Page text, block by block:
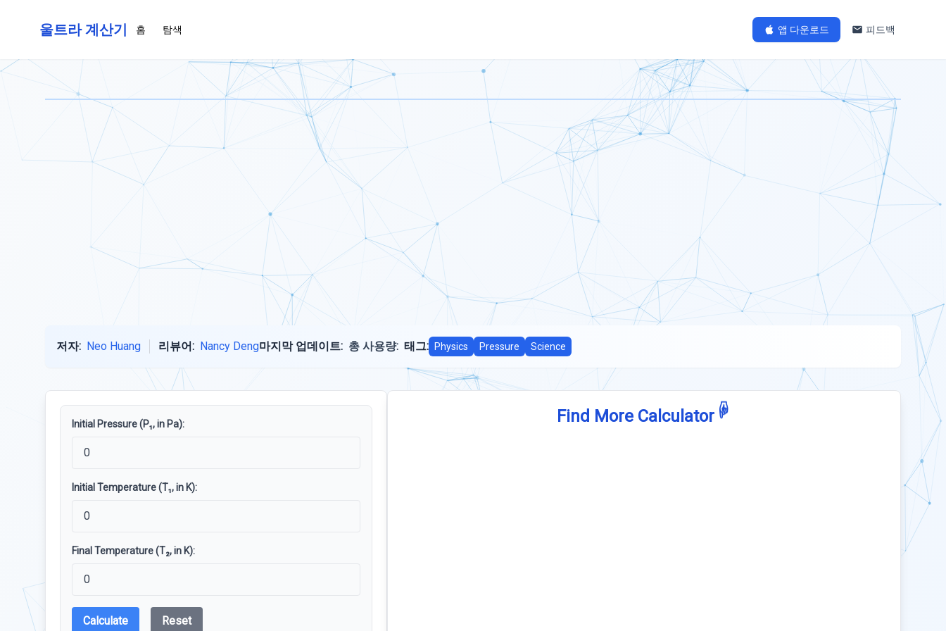
울트라 계산기 홈 탐색 앱 다운로드 피드백
저자: Neo Huang 리뷰어: Nancy Deng마지막 업데이트: 총 사용량: 태그: Physics Pressure Science
Initial Pressure (P₁, in Pa):
Initial Temperature (T₁, in K):
Final Temperature (T₂, in K):
Calculate Reset
Find More Calculator ☟